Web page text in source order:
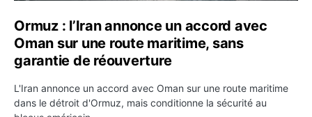
Ormuz : l’Iran annonce un accord avec
Oman sur une route maritime, sans
garantie de réouverture
L'Iran annonce un accord avec Oman sur une route maritime
dans le détroit d'Ormuz, mais conditionne la sécurité au